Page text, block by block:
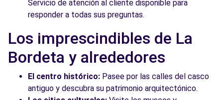
Servicio de atención al cliente disponible para
responder a todas sus preguntas.
Los imprescindibles de La
Bordeta y alrededores
El centro histórico: Pasee por las calles del casco
antiguo y descubra su patrimonio arquitectónico.